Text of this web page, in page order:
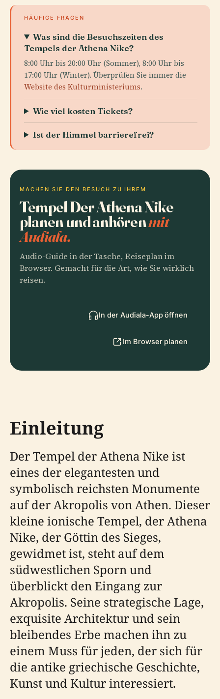
HÄUFIGE FRAGEN
Was sind die Besuchszeiten des
Tempels der Athena Nike?
8:00 Uhr bis 20:00 Uhr (Sommer), 8:00 Uhr bis
17:00 Uhr (Winter). Überprüfen Sie immer die
Website des Kulturministeriums.
Wie viel kosten Tickets?
Ist der Himmel barrierefrei?
MACHEN SIE DEN BESUCH ZU IHREM
Tempel Der Athena Nike
planen und anhörenmit
Audiala.
Audio-Guide in der Tasche, Reiseplan im
Browser. Gemacht für die Art, wie Sie wirklich
reisen.
In der Audiala-App öffnen
Im Browser planen
Einleitung
Der Tempel der Athena Nike ist
eines der elegantesten und
symbolisch reichsten Monumente
auf der Akropolis von Athen. Dieser
kleine ionische Tempel, der Athena
Nike, der Göttin des Sieges,
gewidmet ist, steht auf dem
südwestlichen Sporn und
überblickt den Eingang zur
Akropolis. Seine strategische Lage,
exquisite Architektur und sein
bleibendes Erbe machen ihn zu
einem Muss für jeden, der sich für
die antike griechische Geschichte,
Kunst und Kultur interessiert.